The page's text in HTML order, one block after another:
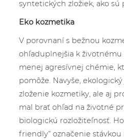
syntetických zložiek, ako sú
Eko kozmetika
V porovnaní s bežnou
ohľaduplnejšia k
menej agresívnej chémie,
pomôže. Navyše,
zloženie kozmetiky, ale aj
mal brať ohľad na životné
biologickú rozložiteľnosť.
friendly“ označenie